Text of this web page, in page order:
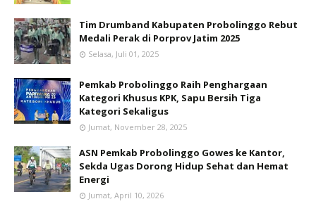
Tim Drumband Kabupaten Probolinggo Rebut
Medali Perak di Porprov Jatim 2025
Selasa, Juli 01, 2025
Pemkab Probolinggo Raih Penghargaan
Kategori Khusus KPK, Sapu Bersih Tiga
Kategori Sekaligus
Jumat, November 28, 2025
ASN Pemkab Probolinggo Gowes ke Kantor,
Sekda Ugas Dorong Hidup Sehat dan Hemat
Energi
Jumat, April 10, 2026